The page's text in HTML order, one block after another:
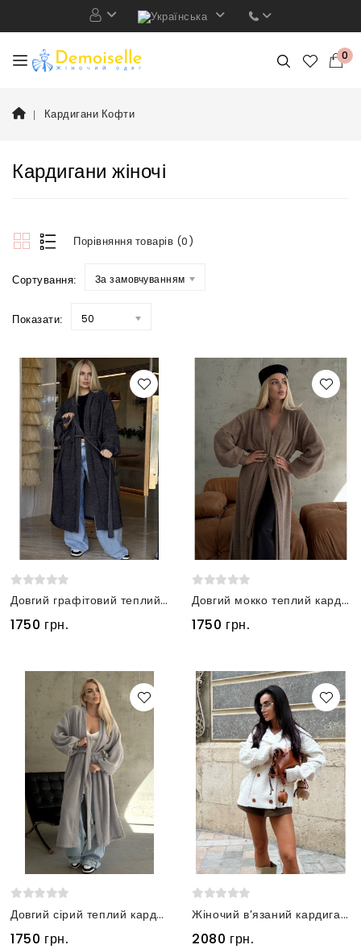
0
Кардигани Кофти
Кардигани жіночі
Порівняння товарів (0)
Сортування: За замовчуванням
Показати: 50
Довгий графітовий теплий кардиган з альпаки
1750 грн.
Довгий мокко теплий кардиган з альпаки
1750 грн.
Довгий сірий теплий кардиган з альпаки
1750 грн.
Жіночий в’язаний кардиган молочного кольору з акцентними гудзиками
2080 грн.